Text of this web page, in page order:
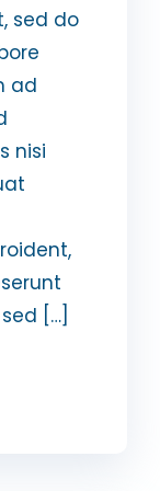
sed do
ad
nisi
[…]